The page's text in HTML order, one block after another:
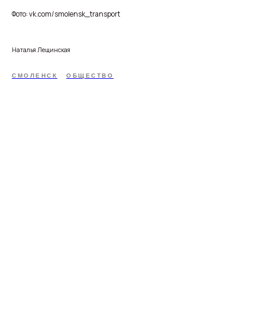
Фото: vk.com/smolensk_transport
Наталья Лещинская
СМОЛЕНСК ОБЩЕСТВО